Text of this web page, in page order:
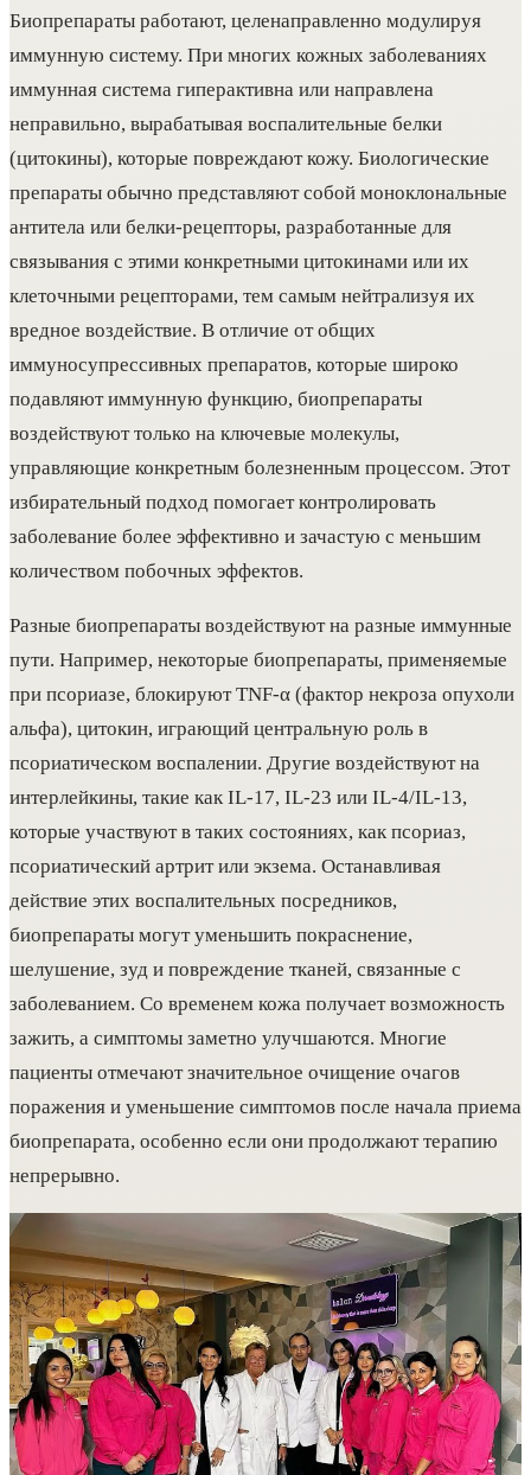
Биопрепараты работают, целенаправленно модулируя
иммунную систему. При многих кожных заболеваниях
иммунная система гиперактивна или направлена
неправильно, вырабатывая воспалительные белки
(цитокины), которые повреждают кожу. Биологические
препараты обычно представляют собой моноклональные
антитела или белки-рецепторы, разработанные для
связывания с этими конкретными цитокинами или их
клеточными рецепторами, тем самым нейтрализуя их
вредное воздействие. В отличие от общих
иммуносупрессивных препаратов, которые широко
подавляют иммунную функцию, биопрепараты
воздействуют только на ключевые молекулы,
управляющие конкретным болезненным процессом. Этот
избирательный подход помогает контролировать
заболевание более эффективно и зачастую с меньшим
количеством побочных эффектов.
Разные биопрепараты воздействуют на разные иммунные
пути. Например, некоторые биопрепараты, применяемые
при псориазе, блокируют TNF-α (фактор некроза опухоли
альфа), цитокин, играющий центральную роль в
псориатическом воспалении. Другие воздействуют на
интерлейкины, такие как IL-17, IL-23 или IL-4/IL-13,
которые участвуют в таких состояниях, как псориаз,
псориатический артрит или экзема. Останавливая
действие этих воспалительных посредников,
биопрепараты могут уменьшить покраснение,
шелушение, зуд и повреждение тканей, связанные с
заболеванием. Со временем кожа получает возможность
зажить, а симптомы заметно улучшаются. Многие
пациенты отмечают значительное очищение очагов
поражения и уменьшение симптомов после начала приема
биопрепарата, особенно если они продолжают терапию
непрерывно.